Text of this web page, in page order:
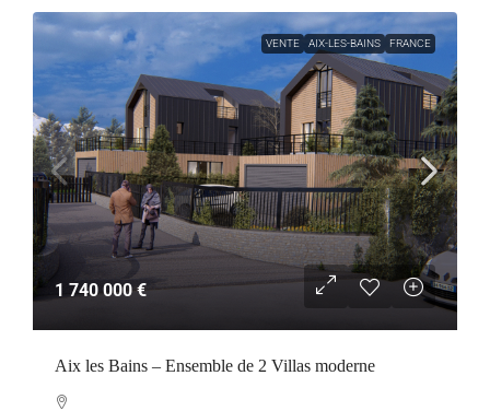
VENTE AIX-LES-BAINS FRANCE
1 740 000 €
Aix les Bains – Ensemble de 2 Villas moderne